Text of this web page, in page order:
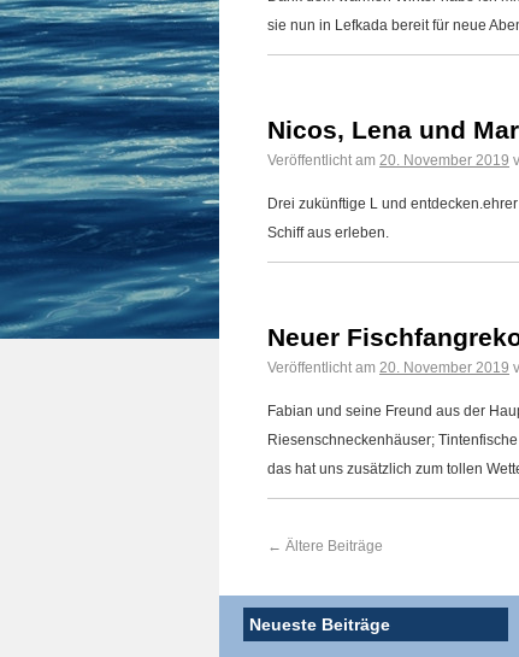
sie nun in Lefkada bereit für neue
Nicos, Lena und
Veröffentlicht am 20. November 2019
Drei zukünftige L und
Schiff aus erleben.
Neuer
Veröffentlicht am 20. November 2019
Fabian und seine Freund aus der
Riesenschneckenhäuser;
das hat uns zusätzlich zum tollen
← Ältere Beiträge
Neueste Beiträge